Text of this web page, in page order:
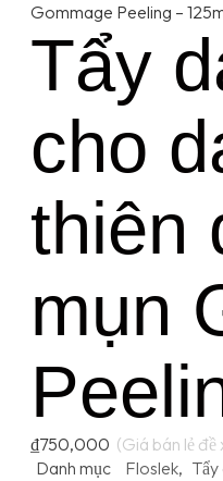
Gommage Peeling –
Tẩy
cho
thiên
mụn
₫750,000
Danh mục
Floslek, Tẩy